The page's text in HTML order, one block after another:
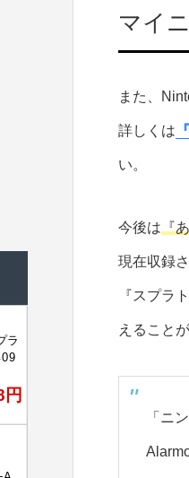
マイ
また、
詳しくは
い。
今後は 『
現在収録
『スプラ
えること
「ニ